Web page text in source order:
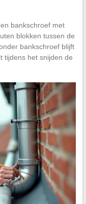
bankschroef met
blokken tussen de
bankschroef blijft
tijdens het snijden de